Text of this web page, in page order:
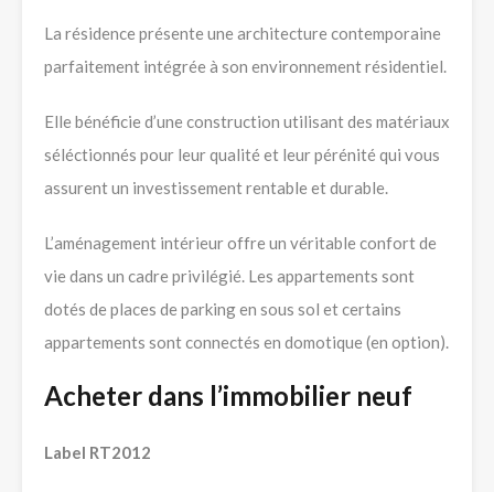
La résidence présente une architecture contemporaine
parfaitement intégrée à son environnement résidentiel.
Elle bénéficie d’une construction utilisant des matériaux
séléctionnés pour leur qualité et leur pérénité qui vous
assurent un investissement rentable et durable.
L’aménagement intérieur offre un véritable confort de
vie dans un cadre privilégié. Les appartements sont
dotés de places de parking en sous sol et certains
appartements sont connectés en domotique (en option).
Acheter dans l’immobilier neuf
Label RT2012